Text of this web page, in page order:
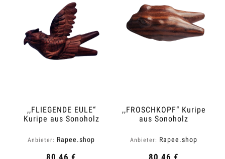
,,FLIEGENDE EULE“
Kuripe aus Sonoholz
Anbieter: Rapee.shop
80,46 €
,,FROSCHKOPF“ Kuripe
aus Sonoholz
Anbieter: Rapee.shop
80,46 €